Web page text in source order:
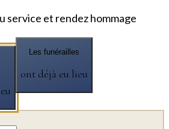
service et rendez hommage
Les funérailles
ont déjà eu lieu